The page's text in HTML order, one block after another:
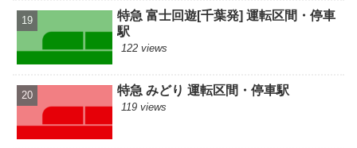
特急 富士回遊[千葉発] 運転区間・停車
駅
122 views
特急 みどり 運転区間・停車駅
119 views